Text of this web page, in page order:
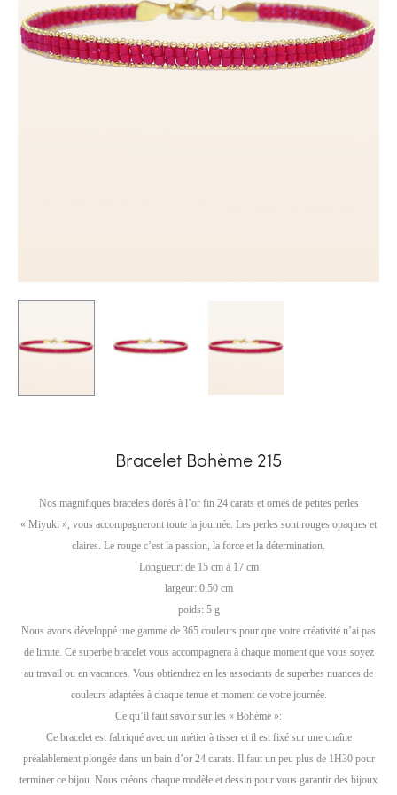
Bracelet Bohème 215
Nos magnifiques bracelets dorés à l’or fin 24 carats et ornés de petites perles
« Miyuki », vous accompagneront toute la journée. Les perles sont rouges opaques et
claires. Le rouge c’est la passion, la force et la détermination.
Longueur: de 15 cm à 17 cm
largeur: 0,50 cm
poids: 5 g
Nous avons développé une gamme de 365 couleurs pour que votre créativité n’ai pas
de limite. Ce superbe bracelet vous accompagnera à chaque moment que vous soyez
au travail ou en vacances. Vous obtiendrez en les associants de superbes nuances de
couleurs adaptées à chaque tenue et moment de votre journée.
Ce qu’il faut savoir sur les « Bohème »:
Ce bracelet est fabriqué avec un métier à tisser et il est fixé sur une chaîne
préalablement plongée dans un bain d’or 24 carats. Il faut un peu plus de 1H30 pour
terminer ce bijou. Nous créons chaque modèle et dessin pour vous garantir des bijoux